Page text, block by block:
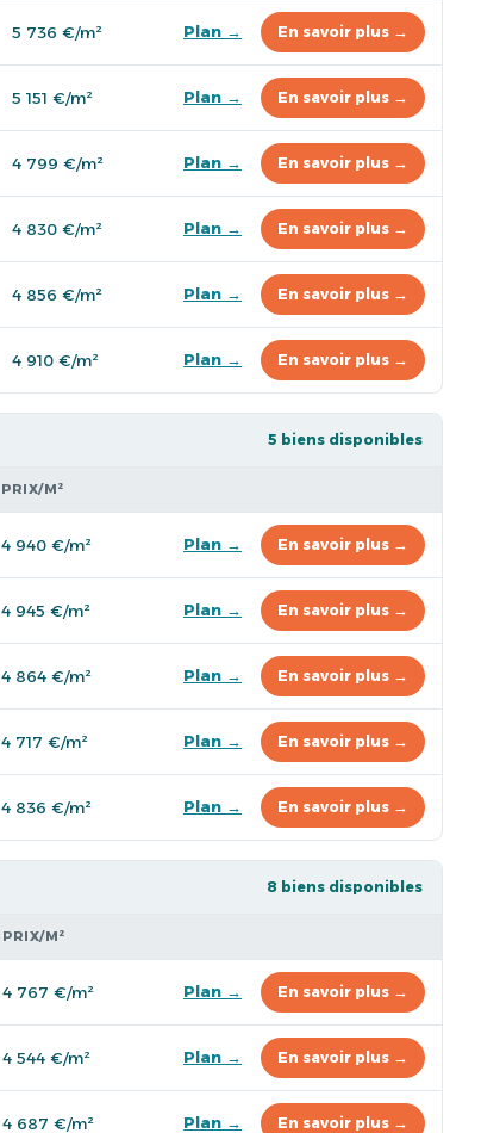
5 736 €/m² Plan → En savoir plus →
5 151 €/m² Plan → En savoir plus →
4 799 €/m² Plan → En savoir plus →
4 830 €/m² Plan → En savoir plus →
4 856 €/m² Plan → En savoir plus →
4 910 €/m² Plan → En savoir plus →
5 biens disponibles
PRIX/M²
4 940 €/m² Plan → En savoir plus →
4 945 €/m² Plan → En savoir plus →
4 864 €/m² Plan → En savoir plus →
4 717 €/m² Plan → En savoir plus →
4 836 €/m² Plan → En savoir plus →
8 biens disponibles
PRIX/M²
4 767 €/m² Plan → En savoir plus →
4 544 €/m² Plan → En savoir plus →
4 687 €/m² Plan → En savoir plus →